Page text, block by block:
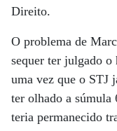
Direito.
O problema de
sequer ter julgado o
uma vez que o STJ
ter olhado a
teria permanecido